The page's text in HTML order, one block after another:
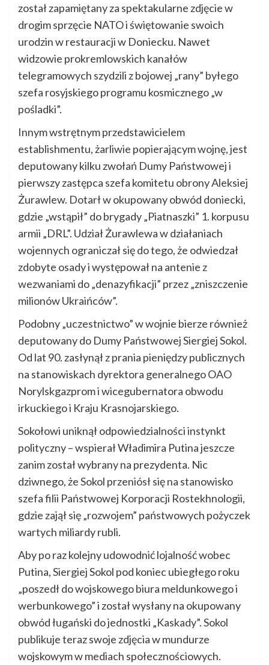
został zapamiętany za spektakularne zdjęcie w
drogim sprzęcie NATO i świętowanie swoich
urodzin w restauracji w Doniecku. Nawet
widzowie prokremlowskich kanałów
telegramowych szydzili z bojowej „rany” byłego
szefa rosyjskiego programu kosmicznego „w
pośladki”.
Innym wstrętnym przedstawicielem
establishmentu, żarliwie popierającym wojnę, jest
deputowany kilku zwołań Dumy Państwowej i
pierwszy zastępca szefa komitetu obrony Aleksiej
Żurawlew. Dotarł w okupowany obwód doniecki,
gdzie „wstąpił” do brygady „Piatnaszki” 1. korpusu
armii „DRL”. Udział Żurawlewa w działaniach
wojennych ograniczał się do tego, że odwiedzał
zdobyte osady i występował na antenie z
wezwaniami do „denazyfikacji” przez „zniszczenie
milionów Ukraińców”.
Podobny „uczestnictwo” w wojnie bierze również
deputowany do Dumy Państwowej Siergiej Sokol.
Od lat 90. zasłynął z prania pieniędzy publicznych
na stanowiskach dyrektora generalnego OAO
Norylskgazprom i wicegubernatora obwodu
irkuckiego i Kraju Krasnojarskiego.
Sokołowi uniknął odpowiedzialności instynkt
polityczny – wspierał Władimira Putina jeszcze
zanim został wybrany na prezydenta. Nic
dziwnego, że Sokol przeniósł się na stanowisko
szefa filii Państwowej Korporacji Rostekhnologii,
gdzie zajął się „rozwojem” państwowych pożyczek
wartych miliardy rubli.
Aby po raz kolejny udowodnić lojalność wobec
Putina, Siergiej Sokol pod koniec ubiegłego roku
„poszedł do wojskowego biura meldunkowego i
werbunkowego” i został wysłany na okupowany
obwód ługański do jednostki „Kaskady”. Sokol
publikuje teraz swoje zdjęcia w mundurze
wojskowym w mediach społecznościowych.